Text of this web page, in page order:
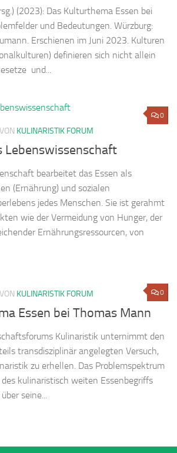
(2023): Das Kulturthema Essen bei
und Bedeutungen. Würzburg:
Erschienen im Juni 2023. Kulturen
definieren sich nicht allein
und...
0
VON KULINARISTIK FORUM
Lebenswissenschaft
bearbeitet das Essen als
(Ernährung) und sozialen
jedes Menschen. Sie ist gerahmt
wie der Vermeidung von Hunger, der
Ernährungsressourcen, von
0
VON KULINARISTIK FORUM
Essen bei Thomas Mann
Kulinaristik unternimmt den
transdisziplinär angelegten Versuch,
zu erhellen. Das Problemspektrum
kulinaristisch weiten Essenbegriffs
seine...